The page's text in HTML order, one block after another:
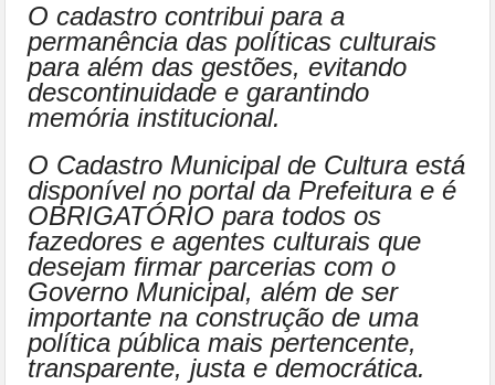
O cadastro contribui para a
permanência das políticas culturais
para além das gestões, evitando
descontinuidade e garantindo
memória institucional.
O Cadastro Municipal de Cultura está
disponível no portal da Prefeitura e é
OBRIGATÓRIO para todos os
fazedores e agentes culturais que
desejam firmar parcerias com o
Governo Municipal, além de ser
importante na construção de uma
política pública mais pertencente,
transparente, justa e democrática.